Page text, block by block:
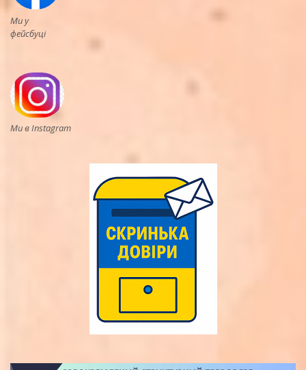
Ми у
фейсбуці
Ми в Instagram